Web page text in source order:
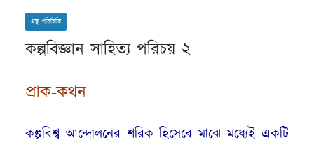
গ্রন্থ পরিচিতি
কল্পবিজ্ঞান সাহিত্য পরিচয় ২
প্রাক-কথন
কল্পবিশ্ব আন্দোলনের শরিক হিসেবে মাঝে মধ্যেই একটি